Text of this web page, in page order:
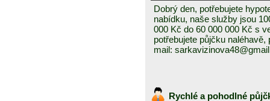
Dobrý den, potřebujete
nabídku, naše služby jsou
000 Kč do 60 000 000 Kč s
potřebujete půjčku
mail:
Rychlé a pohodlné